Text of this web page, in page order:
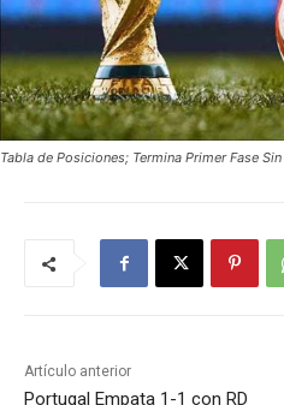
Tabla de Posiciones; Termina Primer Fase
Artículo anterior
Portugal Empata 1-1 con RD